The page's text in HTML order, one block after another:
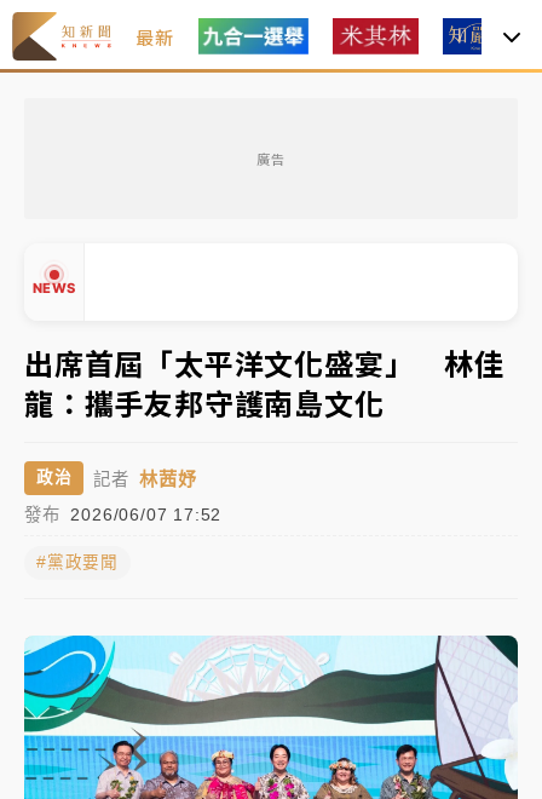
最新
廣告
NEWS
韓股最壞時期已過？大摩估去槓桿完成逾半 波動率降
至2個月低
「白海豚」雨炸新北！通報109件災情 侯友宜揭這類災
損最多
白海豚挾豪雨狂炸新北！時雨量破百毫米 水塔、雨棚
金控第2季海外曝險破31兆創高 日本年增45%居冠
韓股最壞時期已過？大摩估去槓桿完成逾半 波動率降
至2個月低
「白海豚」雨炸新北！通報109件災情 侯友宜揭這類災
損最多
出席首屆「太平洋文化盛宴」 林佳
龍：攜手友邦守護南島文化
政治 記者 林茜妤
發布 2026/06/07 17:52
#黨政要聞